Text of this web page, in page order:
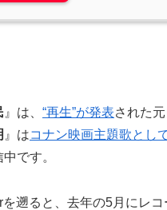
』は、 “再生”が発表された元
』はコナン映画主題歌とし
です。
を遡ると、去年の5月にレ